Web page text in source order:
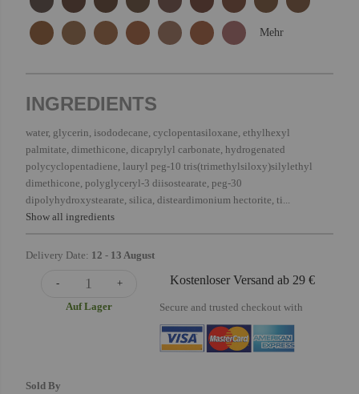
Mehr
INGREDIENTS
water, glycerin, isododecane, cyclopentasiloxane, ethylhexyl
palmitate, dimethicone, dicaprylyl carbonate, hydrogenated
polycyclopentadiene, lauryl peg-10 tris(trimethylsiloxy)silylethyl
dimethicone, polyglyceryl-3 diisostearate, peg-30
dipolyhydroxystearate, silica, disteardimonium hectorite, ti...
Show all ingredients
Delivery Date: 12 - 13 August
-
+
Auf Lager
Kostenloser Versand ab 29 €
Secure and trusted checkout with
Sold By